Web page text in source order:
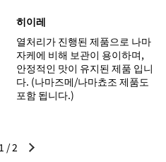
히이레
열처리가 진행된 제품으로 나마
자케에 비해 보관이 용이하며,
안정적인 맛이 유지된 제품 입니
다. (나마즈메/나마쵸조 제품도
포함 됩니다.)
슬라이드다음 슬라이드
1 /2